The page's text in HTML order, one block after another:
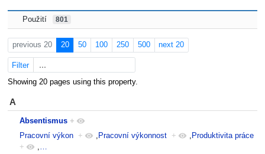
Použití 801
previous 20 20 50 100 250 500 next 20
Filter
Showing 20 pages using this property.
A
Absentismus +
Pracovní výkon
+ , Pracovní výkonnost + , Produktivita práce
+
,…